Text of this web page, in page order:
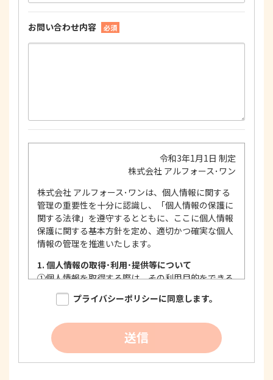
お問い合わせ内容 必須
令和3年1月1日 制定
株式会社 アルフォース･ワン
株式会社 アルフォース･ワンは、個人情報に関する
管理の重要性を十分に認識し、「個人情報の保護に
関する法律」を遵守するとともに、ここに個人情報
保護に関する基本方針を定め、適切かつ確実な個人
情報の管理を推進いたします。
1. 個人情報の取得･利用･提供等について
①個人情報を取得する際は、その利用目的をできる
限り明確に特定し、その目的達成に必要な限度に
おいて適法かつ公正な手段を用い、同意を得て取
個人情報を利用する際は、本人に明示、通知、ま
たは公表した利用目的の範囲内に限定し、それに
反する目的外利用を行なわないための措置を講じ
プライバシーポリシーに同意します。
送信